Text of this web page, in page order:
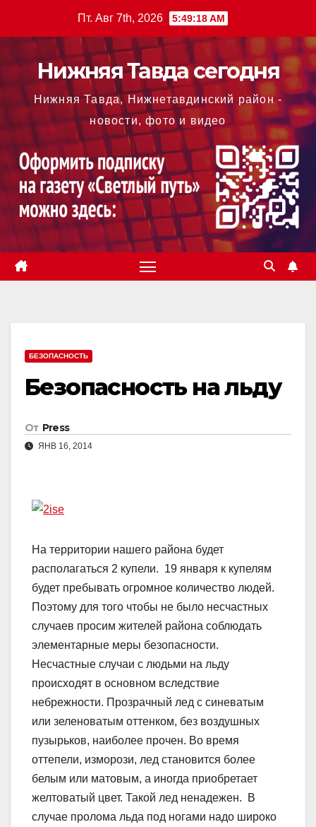
содержимому
Пт. Авг 7th, 2026 5:49:19 AM
Нижняя Тавда сегодня
Нижняя Тавда, Нижнетавдинский район -
новости, фото и видео
БЕЗОПАСНОСТЬ
Безопасность на льду
От Press
ЯНВ 16, 2014
На территории нашего района будет
располагаться 2 купели. 19 января к купелям
будет пребывать огромное количество людей.
Поэтому для того чтобы не было несчастных
случаев просим жителей района соблюдать
элементарные меры безопасности.
Несчастные случаи с людьми на льду
происходят в основном вследствие
небрежности. Прозрачный лед с синеватым
или зеленоватым оттенком, без воздушных
пузырьков, наиболее прочен. Во время
оттепели, изморози, лед становится более
белым или матовым, а иногда приобретает
желтоватый цвет. Такой лед ненадежен. В
случае пролома льда под ногами надо широко